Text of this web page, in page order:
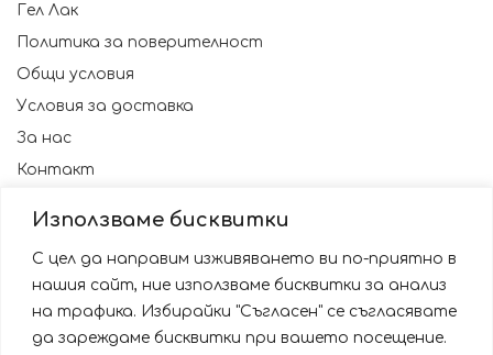
Използваме бисквитки
С цел да направим изживяването ви по-приятно в
нашия сайт, ние използваме бисквитки за анализ
на трафика. Избирайки "Съгласен" се съгласявате
да зареждаме бисквитки при вашето посещение.
Гел Лак
Политика за поверителност
Общи условия
Условия за доставка
За нас
Контакт